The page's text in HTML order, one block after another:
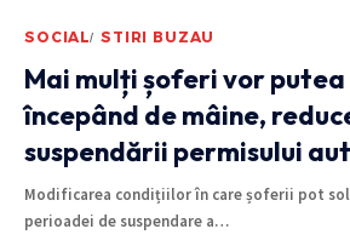
SOCIAL STIRI BUZAU
Mai mulți șoferi vor
începând de mâine,
suspendării permisului
Modificarea condițiilor în care șoferii pot
perioadei de suspendare a…